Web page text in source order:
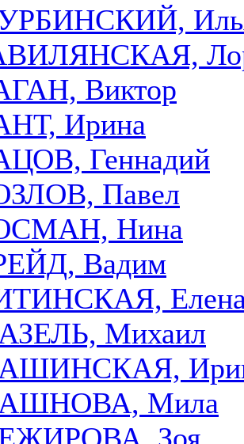
Виктор
Ирина
Геннадий
Павел
Нина
Вадим
Михаил
Мила